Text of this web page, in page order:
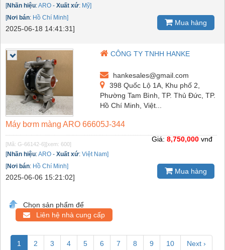
[Nhãn hiệu:ARO - Xuất xứ: Mỹ]
[Nơi bán: Hồ Chí Minh]
2025-06-18 14:41:31]
Mua hàng
CÔNG TY TNHH HANKE
hankesales@gmail.com
398 Quốc Lộ 1A, Khu phố 2,
Phường Tam Bình, TP. Thủ Đức, TP.
Hồ Chí Minh, Việt...
Máy bơm màng ARO 66605J-344
[Mã: G-66142-6][xem: 600]
[Nhãn hiệu:ARO - Xuất xứ: Việt Nam]
[Nơi bán: Hồ Chí Minh]
2025-06-06 15:21:02]
Giá: 8,750,000 vnđ
Mua hàng
Chọn sản phẩm để
Liên hệ nhà cung cấp
1 2 3 4 5 6 7 8 9 10 Next ›